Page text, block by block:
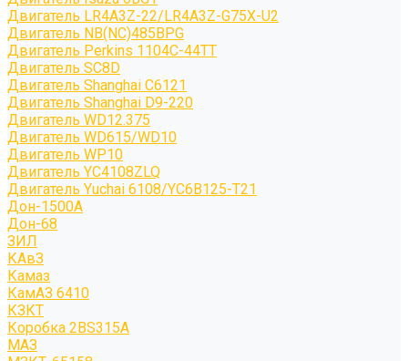
Двигатель LR4A3Z-22/LR4A3Z-G75X-U2
Двигатель NB(NC)485BPG
Двигатель Perkins 1104C-44TT
Двигатель SC8D
Двигатель Shanghai C6121
Двигатель Shanghai D9-220
Двигатель WD12.375
Двигатель WD615/WD10
Двигатель WP10
Двигатель YC4108ZLQ
Двигатель Yuchai 6108/YC6B125-T21
Дон-1500А
Дон-68
ЗИЛ
КАвЗ
Камаз
КамАЗ 6410
КЗКТ
Коробка 2BS315A
МАЗ